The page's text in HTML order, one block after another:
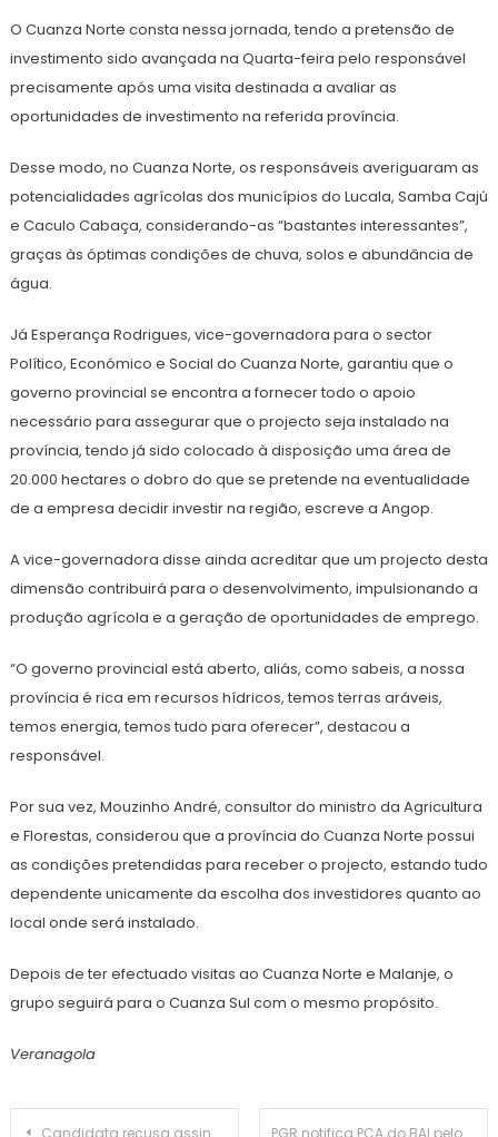
O Cuanza Norte consta nessa jornada, tendo a pretensão de
investimento sido avançada na Quarta-feira pelo responsável
precisamente após uma visita destinada a avaliar as
oportunidades de investimento na referida província.
Desse modo, no Cuanza Norte, os responsáveis averiguaram as
potencialidades agrícolas dos municípios do Lucala, Samba Cajú
e Caculo Cabaça, considerando-as “bastantes interessantes”,
graças às óptimas condições de chuva, solos e abundância de
água.
Já Esperança Rodrigues, vice-governadora para o sector
Político, Económico e Social do Cuanza Norte, garantiu que o
governo provincial se encontra a fornecer todo o apoio
necessário para assegurar que o projecto seja instalado na
província, tendo já sido colocado à disposição uma área de
20.000 hectares o dobro do que se pretende na eventualidade
de a empresa decidir investir na região, escreve a Angop.
A vice-governadora disse ainda acreditar que um projecto desta
dimensão contribuirá para o desenvolvimento, impulsionando a
produção agrícola e a geração de oportunidades de emprego.
“O governo provincial está aberto, aliás, como sabeis, a nossa
província é rica em recursos hídricos, temos terras aráveis,
temos energia, temos tudo para oferecer”, destacou a
responsável.
Por sua vez, Mouzinho André, consultor do ministro da Agricultura
e Florestas, considerou que a província do Cuanza Norte possui
as condições pretendidas para receber o projecto, estando tudo
dependente unicamente da escolha dos investidores quanto ao
local onde será instalado.
Depois de ter efectuado visitas ao Cuanza Norte e Malanje, o
grupo seguirá para o Cuanza Sul com o mesmo propósito.
Veranagola